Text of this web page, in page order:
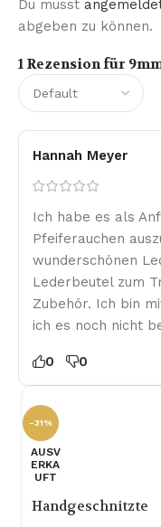
1 Rezension für
Hannah Meyer
Ich habe es als
Pfeiferauchen
wunderschönen
Lederbeutel zum
Zubehör. Ich bin
ich es noch nicht
0 0
Du musst
abgeben zu können.
-31%
AUSV
ERKA
UFT
Handgeschnitzte